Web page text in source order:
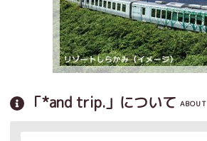
「*and trip.」について ABOUT